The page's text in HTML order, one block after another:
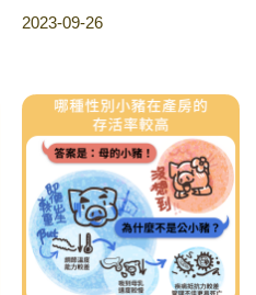
2023-09-26